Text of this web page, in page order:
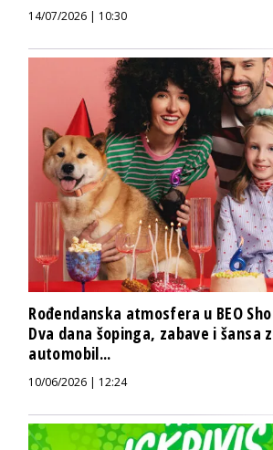
14/07/2026 | 10:30
Rođendanska atmosfera u BEO
Dva dana šopinga, zabave i šansa
automobil...
10/06/2026 | 12:24